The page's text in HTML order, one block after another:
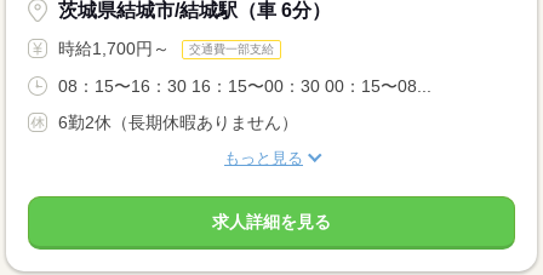
茨城県結城市/結城駅（車 6分）
時給1,700円～ 交通費一部支給
08：15〜16：30 16：15〜00：30 00：15〜08...
6勤2休（長期休暇ありません）
もっと見る
求人詳細を見る